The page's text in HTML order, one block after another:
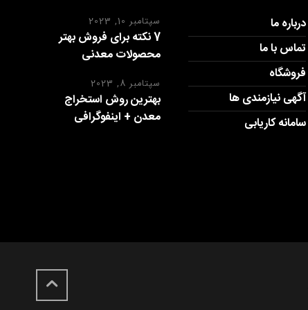
درباره ما
تماس با ما
فروشگاه
آگهی نیازمندی ها
سامانه کاریابی
سپتامبر 10, 2023
7 نکته برای فروش بهتر
محصولات معدنی
سپتامبر 8, 2023
بهترین روش استخراج
معدن + اینفوگرافی